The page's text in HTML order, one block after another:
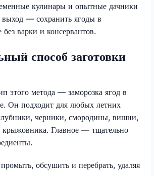
кулинары и опытные дачники
— сохранить ягоды в
варки и консервантов.
способ заготовки
этого метода — заморозка ягод в
Он подходит для любых летних
черники, смородины, вишни,
крыжовника. Главное — тщательно
обсушить и перебрать, удаляя